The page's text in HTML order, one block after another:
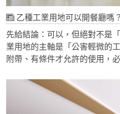
乙種工業用地可以開餐廳嗎？面積限
先給結論：可以，但絕對不是
業用地的主軸是「公害輕微的
附帶、有條件才允許的使用，
如果你只是要設「員工餐廳」
對外拉客人上門的餐廳，土地
到營業登記，事後也可能被檢